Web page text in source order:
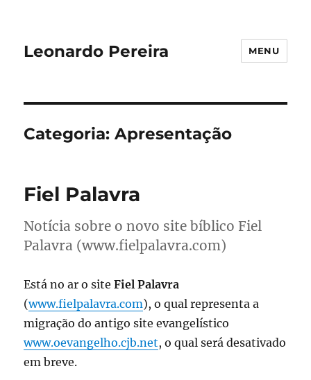
Leonardo Pereira MENU
Categoria:Apresentação
Fiel Palavra
Notícia sobre o novo site bíblico Fiel
Palavra (www.fielpalavra.com)
Está no ar o siteFiel Palavra
(www.fielpalavra.com), o qual representa a
migração do antigo site evangelístico
www.oevangelho.cjb.net, o qual será desativado
em breve.